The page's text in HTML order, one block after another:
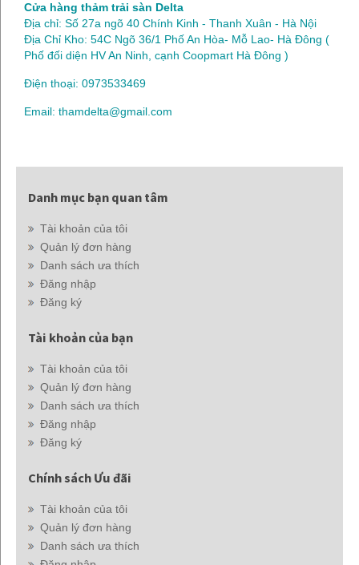
Cửa hàng thảm trải sàn Delta
Địa chỉ: Số 27a ngõ 40 Chính Kinh - Thanh Xuân - Hà Nội
Địa Chỉ Kho: 54C Ngõ 36/1 Phố An Hòa- Mỗ Lao- Hà Đông (
Phố đối diện HV An Ninh, cạnh Coopmart Hà Đông )
Điện thoại: 0973533469
Email: thamdelta@gmail.com
Danh mục bạn quan tâm
Tài khoản của tôi
Quản lý đơn hàng
Danh sách ưa thích
Đăng nhập
Đăng ký
Tài khoản của bạn
Tài khoản của tôi
Quản lý đơn hàng
Danh sách ưa thích
Đăng nhập
Đăng ký
Chính sách Ưu đãi
Tài khoản của tôi
Quản lý đơn hàng
Danh sách ưa thích